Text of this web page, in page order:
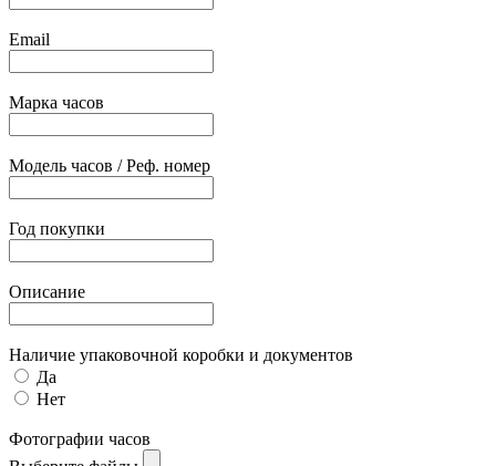
Email
Марка часов
Модель часов / Реф. номер
Год покупки
Описание
Наличие упаковочной коробки и документов
Да
Нет
Фотографии часов